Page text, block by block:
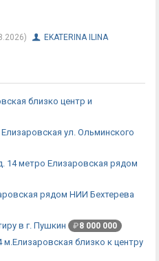
EKATERINA ILINA
близко центр и
ул. Ольминского
14 метро Елизаровская рядом
рядом НИИ Бехтерева
в г. Пушкин ₽8 000 000
близко к центру